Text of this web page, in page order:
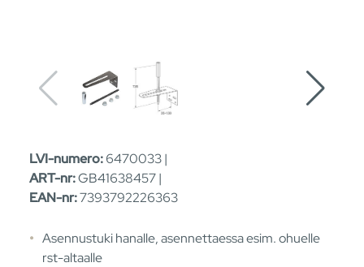
LVI-numero:6470033 |
ART-nr:GB41638457 |
EAN-nr:7393792226363
Asennustuki hanalle, asennettaessa esim. ohuelle
rst-altaalle